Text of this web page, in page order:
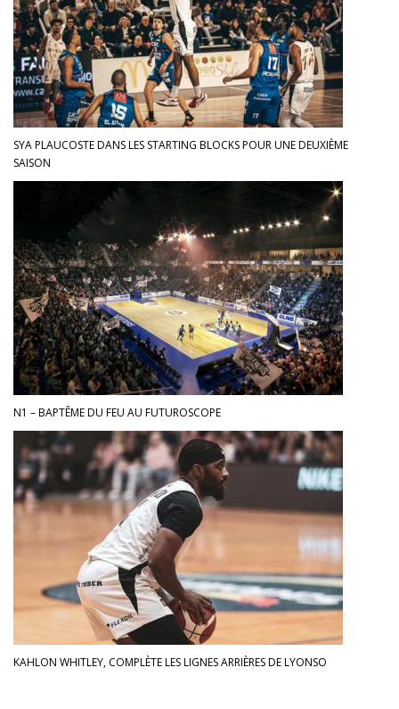
SYA PLAUCOSTE DANS LES STARTING BLOCKS POUR UNE DEUXIÈME
SAISON
N1 – BAPTÊME DU FEU AU FUTUROSCOPE
KAHLON WHITLEY, COMPLÈTE LES LIGNES ARRIÈRES DE LYONSO